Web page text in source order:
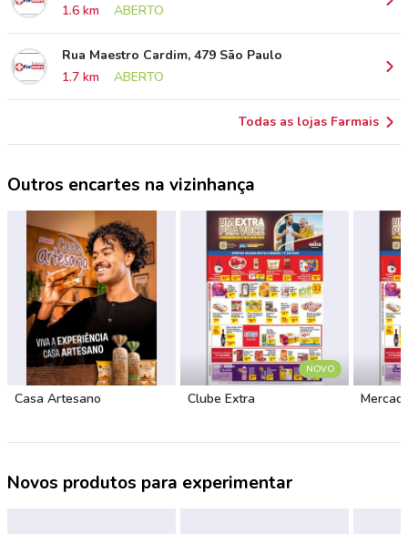
1.6 km
ABERTO
Rua Maestro Cardim, 479 São Paulo
1.7 km
ABERTO
Todas as lojas Farmais
Outros encartes na vizinhança
Casa Artesano
NOVO
Clube Extra
Novos produtos para experimentar